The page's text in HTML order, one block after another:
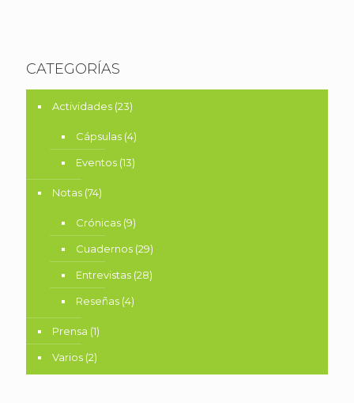
CATEGORÍAS
Actividades (23)
Cápsulas (4)
Eventos (13)
Notas (74)
Crónicas (9)
Cuadernos (29)
Entrevistas (28)
Reseñas (4)
Prensa (1)
Varios (2)